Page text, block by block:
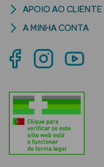
Eau de Toilette
Colónia
Ver Tudo
Coffrets
APOIO AO CLIENTE
A MINHA CONTA